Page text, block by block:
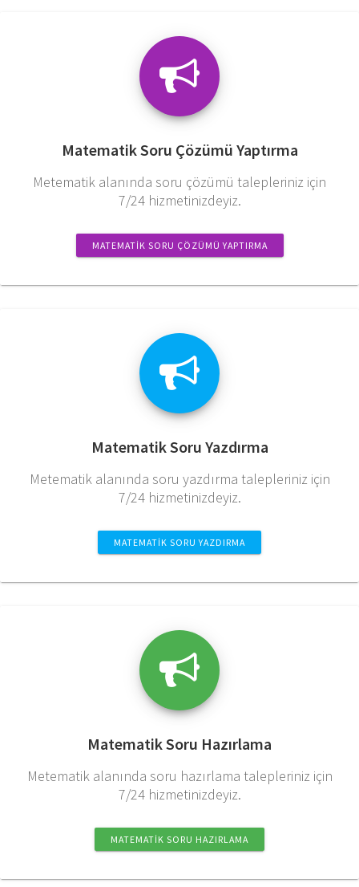
Matematik Soru Çözümü Yaptırma
Metematik alanında soru çözümü talepleriniz için
7/24 hizmetinizdeyiz.
MATEMATIK SORU ÇÖZÜMÜ YAPTIRMA
Matematik Soru Yazdırma
Metematik alanında soru yazdırma talepleriniz için
7/24 hizmetinizdeyiz.
MATEMATIK SORU YAZDIRMA
Matematik Soru Hazırlama
Metematik alanında soru hazırlama talepleriniz için
7/24 hizmetinizdeyiz.
MATEMATIK SORU HAZIRLAMA